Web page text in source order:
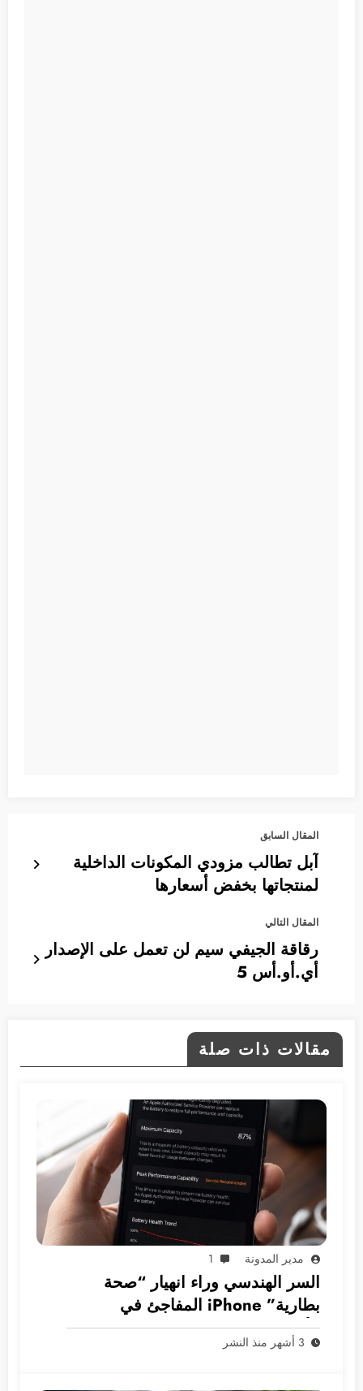
المقال السابق
آبل تطالب مزودي المكونات الداخلية
لمنتجاتها بخفض أسعارها
المقال التالي
رقاقة الجيفي سيم لن تعمل على الإصدار
أي.أو.أس 5
مقالات ذات صلة
مدير المدونة 1
السر الهندسي وراء انهيار “صحة
بطارية” iPhone المفاجئ في
الأسواق العربية
3 أشهر منذ النشر